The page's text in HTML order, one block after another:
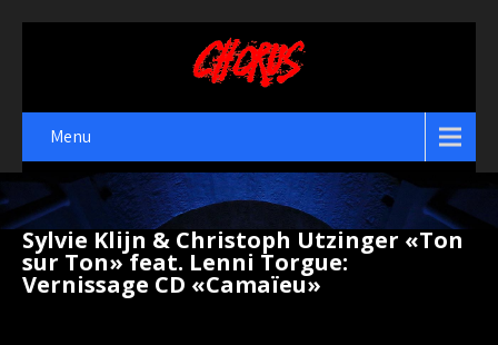
Menu
Sylvie Klijn & Christoph Utzinger «Ton
sur Ton» feat. Lenni Torgue:
Vernissage CD «Camaïeu»